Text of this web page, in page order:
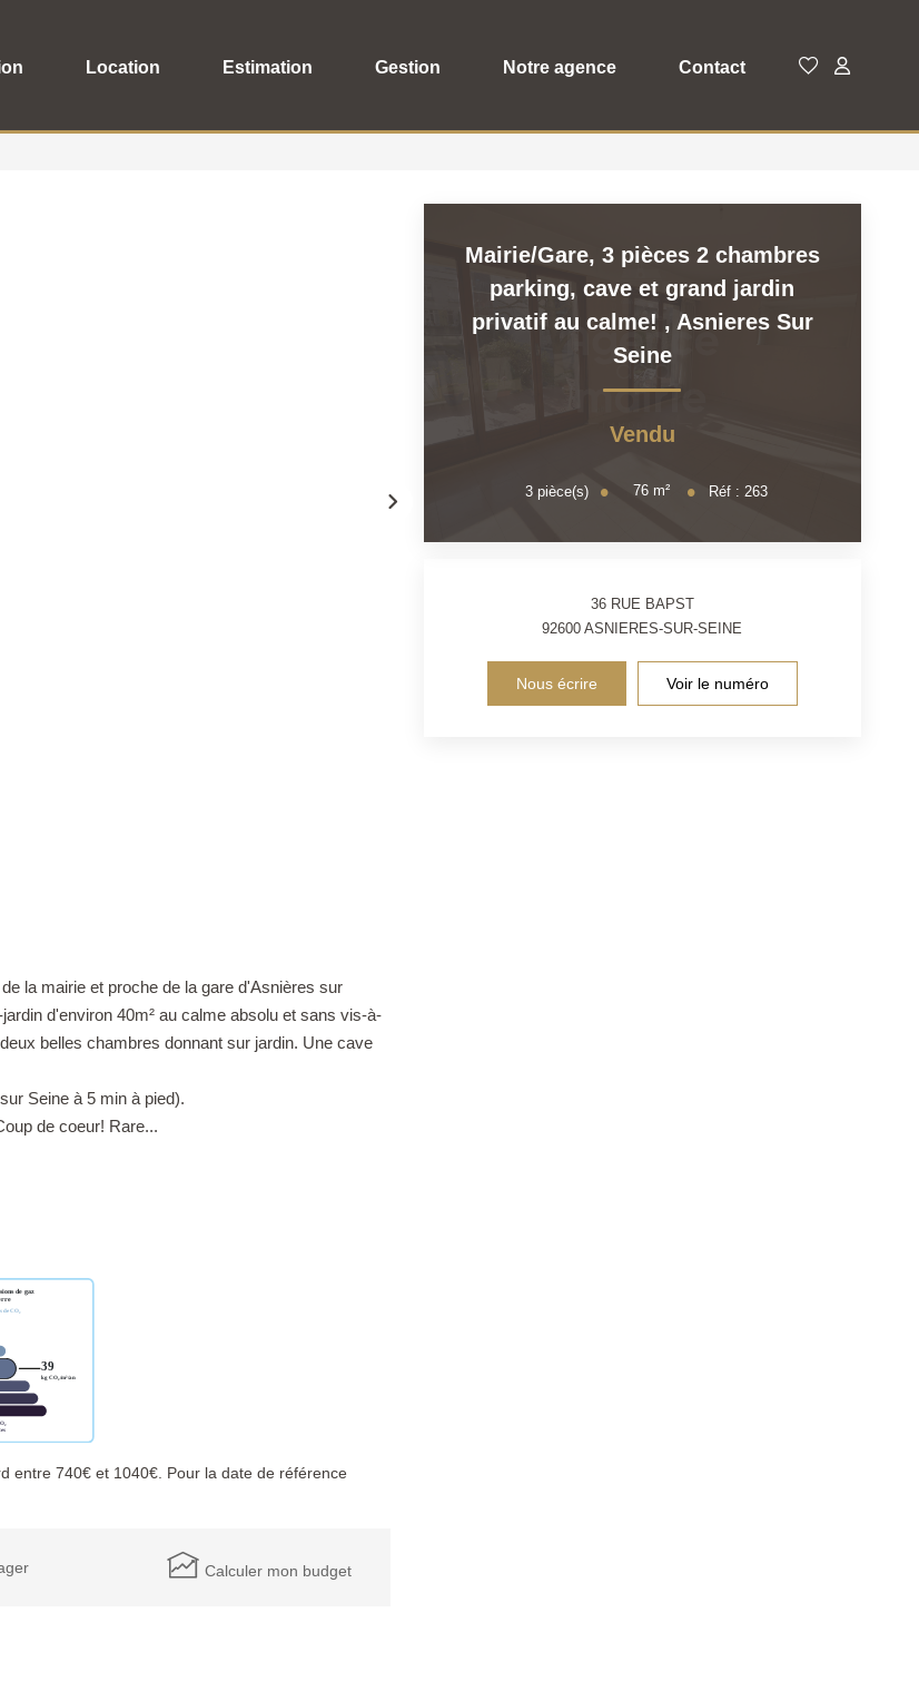
Location Estimation Gestion Notre agence Contact
la mairie et proche de la gare d'Asnières sur
d'environ 40m² au calme absolu et sans vis-à-
belles chambres donnant sur jardin. Une cave
Seine à 5 min à pied).
de coeur! Rare...
entre 740€ et 1040€. Pour la date de référence
Calculer mon budget
Mairie/Gare, 3 pièces 2 chambres
parking, cave et grand jardin
privatif au calme! , Asnieres Sur
Seine
Vendu
3pièce(s) 76 m² Réf : 263
36 RUE BAPST
92600ASNIERES-SUR-SEINE
Nous écrire Voir le numéro